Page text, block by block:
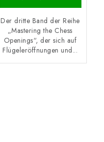
Der dritte Band der Reihe
„Mastering the Chess
Openings“, der sich auf
Flügeleröffnungen und...